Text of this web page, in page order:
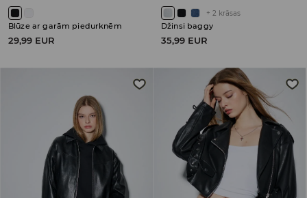
Blūze ar garām piedurknēm
29,99 EUR
+ 2 krāsas
Džinsi baggy
35,99 EUR